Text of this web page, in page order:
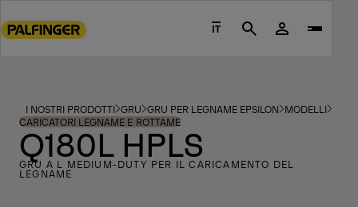
to
footer
content
IT Search
I NOSTRI PRODOTTI GRU GRU PER LEGNAME EPSILON MODELLI
CARICATORI LEGNAME E ROTTAME
Q180L HPLS
GRU A L MEDIUM-DUTY PER IL CARICAMENTO DEL
LEGNAME